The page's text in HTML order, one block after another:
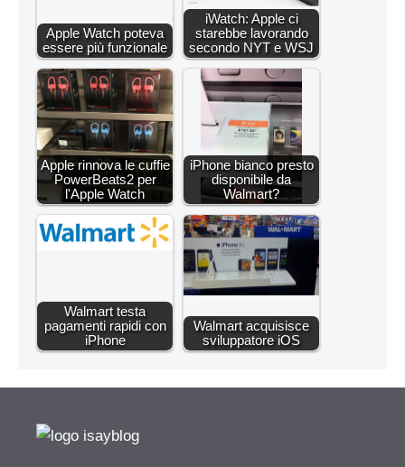
Apple Watch poteva
essere più funzionale
iWatch: Apple ci
starebbe lavorando
secondo NYT e WSJ
Apple rinnova le cuffie
PowerBeats2 per
l'Apple Watch
iPhone bianco presto
disponibile da
Walmart?
Walmart testa
pagamenti rapidi con
iPhone
Walmart acquisisce
sviluppatore iOS